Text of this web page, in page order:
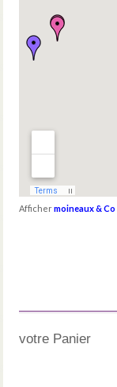
Affichermoineaux & Co
votre Panier